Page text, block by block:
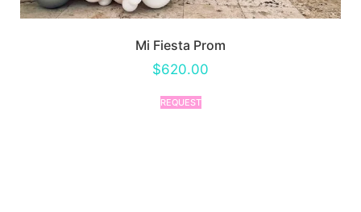
Mi Fiesta Prom
$620.00
REQUEST